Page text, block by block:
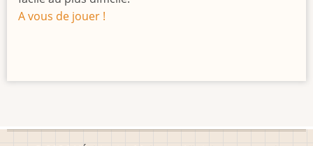
A vous de jouer !